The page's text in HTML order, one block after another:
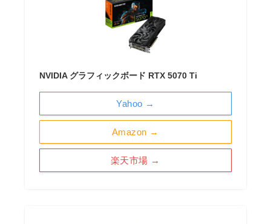
NVIDIA グラフィックボード RTX 5070 Ti
Amazon →
楽天市場 →
Yahoo →